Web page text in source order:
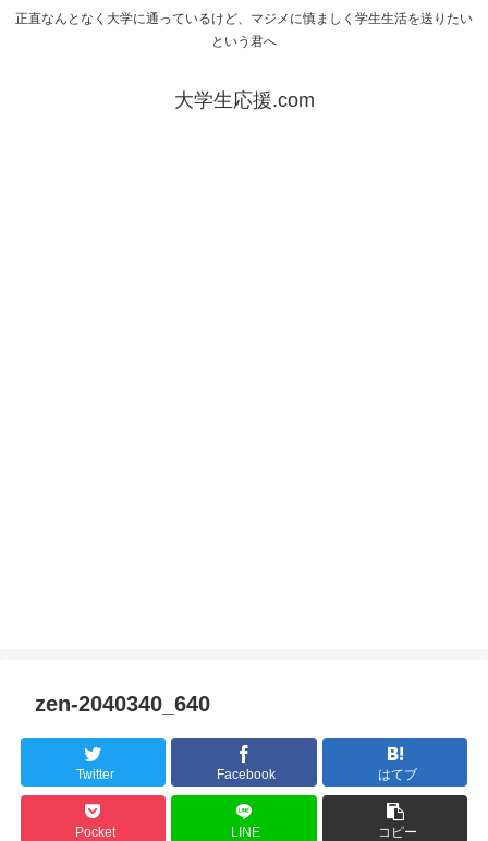
正直なんとなく大学に通っているけど、マジメに慎ましく学生生活を送りたい
という君へ
大学生応援.com
zen-2040340_640
Twitter Facebook はてブ
Pocket LINE コピー